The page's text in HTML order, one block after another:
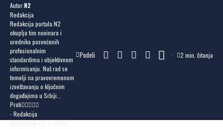
Autor:N2
Redakcija
Redakcija portala N2
okuplja tim novinara i
urednika posvećenih
profesionalnim
standardima i objektivnom
informisanju. Naš rad se
temelji na pravovremenom
izveštavanju o ključnim
događajima u Srbiji...
Prati
- Redakcija
Objavljeno: 24. 5. 2026.
Podeli 2 min. čitanja